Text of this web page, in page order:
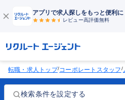
アプリで求人探しをもっと便利に
レビュー高評価無料
転職・求人トップ/コーポレートスタッフ/
検索条件を設定する